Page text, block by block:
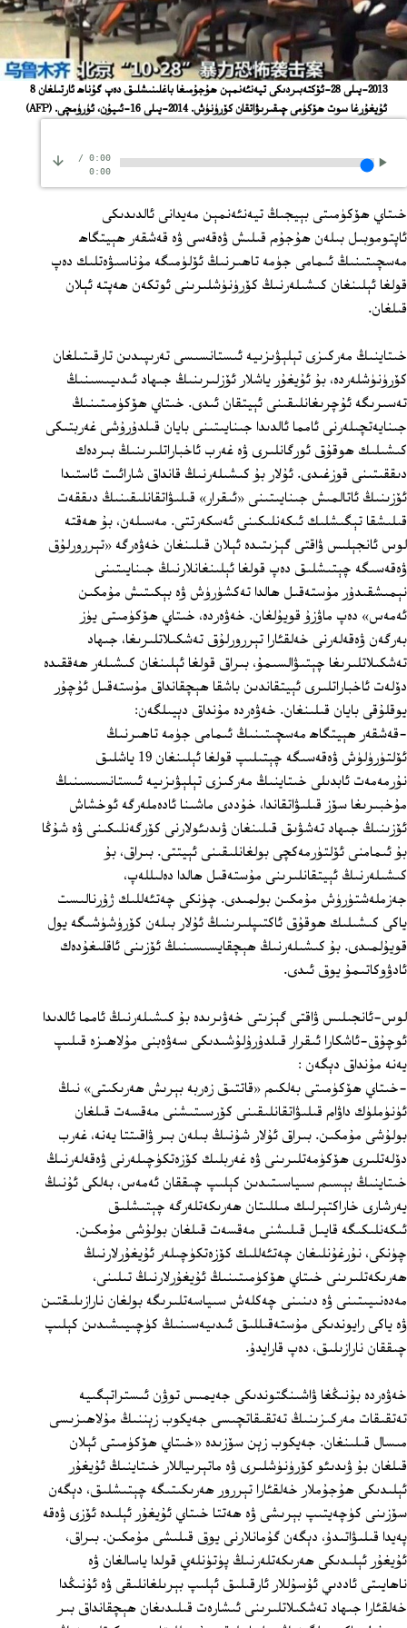
2013-يىلى 28-ئۆكتەبىردىكى تيەنئەنمېن ھۇجۇمىغا باغلىنىشلىق دەپ گۇناھ ئارتىلغان 8
ئۇيغۇرغا سوت ھۆكۈمى چىقىرىۋاتقان كۆرۈنۈش. 2014-يىلى 16-ئىيۇن، ئۈرۈمچى.
(AFP)
0:00
/
0:00
خىتاي ھۆكۈمىتى بېيجىڭ تيەنئەنمېن مەيدانى ئالدىدىكى
ئاپتوموبىل بىلەن ھۇجۇم قىلىش ۋەقەسى ۋە قەشقەر ھېيتگاھ
مەسچىتىنىڭ ئىمامى جۈمە تاھىرنىڭ ئۆلۈمىگە مۇناسىۋەتلىك دەپ
قولغا ئېلىنغان كىشىلەرنىڭ كۆرۈنۈشلىرىنى ئوتكەن ھەپتە ئېلان
قىلغان.
خىتاينىڭ مەركىزى تېلېۋىزىيە ئىستانسىسى تەرىپىدىن تارقىتىلغان
كۆرۈنۈشلەردە، بۇ ئۇيغۇر ياشلار ئۆزلىرىنىڭ جىھاد ئىدىيىسىنىڭ
تەسىرىگە ئۇچرىغانلىقىنى ئېيتقان ئىدى. خىتاي ھۆكۈمىتىنىڭ
جىنايەتچىلەرنى ئامما ئالدىدا جىنايىتىنى بايان قىلدۇرۇشى غەربتىكى
كىشىلىك ھوقۇق ئورگانلىرى ۋە غەرب ئاخباراتلىرىنىڭ بىردەك
دىققىتىنى قوزغىدى. ئۇلار بۇ كىشىلەرنىڭ قانداق شارائىت ئاستىدا
ئۆزىنىڭ ئاتالمىش جىنايىتىنى «ئىقرار» قىلىۋاتقانلىقىنىڭ دىققەت
قىلىشقا تېگىشلىك ئىكەنلىكىنى ئەسكەرتتى. مەسىلەن، بۇ ھەقتە
لوس ئانجېلىس ۋاقتى گېزىتىدە ئېلان قىلىنغان خەۋەرگە «تېررورلۇق
ۋەقەسىگە چېتىشلىق دەپ قولغا ئېلىنغانلارنىڭ جىنايىتىنى
نېمىشقىدۇر مۇستەقىل ھالدا تەكشۈرۈش ۋە بېكىتىش مۇمكىن
ئەمەس» دەپ ماۋزۇ قويۇلغان. خەۋەردە، خىتاي ھۆكۈمىتى يۈز
بەرگەن ۋەقەلەرنى خەلقئارا تېررورلۇق تەشكىلاتلىرىغا، جىھاد
تەشكىلاتلىرىغا چېتىۋالسىمۇ، بىراق قولغا ئېلىنغان كىشىلەر ھەققىدە
دۆلەت ئاخباراتلىرى ئېيتقاندىن باشقا ھېچقانداق مۇستەقىل ئۇچۇر
يوقلۇقى بايان قىلىنغان. خەۋەردە مۇنداق دېيىلگەن:
-قەشقەر ھېيتگاھ مەسچىتىنىڭ ئىمامى جۈمە تاھىرنىڭ
ئۆلتۈرۈلۈش ۋەقەسىگە چېتىلىپ قولغا ئېلىنغان 19 ياشلىق
نۇرمەمەت ئابدىلى خىتاينىڭ مەركىزى تېلېۋىزىيە ئىستانسىسىنىڭ
مۇخبىرىغا سۆز قىلىۋاتقاندا، خۇددى ماشىنا ئادەملەرگە ئوخشاش
ئۆزىنىڭ جىھاد تەشۋىق قىلىنغان ۋىدىئولارنى كۆرگەنلىكىنى ۋە شۇڭا
بۇ ئىمامنى ئۆلتۈرمەكچى بولغانلىقىنى ئېيتتى. بىراق، بۇ
كىشىلەرنىڭ ئېيتقانلىرىنى مۇستەقىل ھالدا دەلىللەپ،
جەزملەشتۈرۈش مۇمكىن بولمىدى. چۈنكى چەتئەللىك ژۇرنالىست
ياكى كىشىلىك ھوقۇق ئاكتىپلىرىنىڭ ئۇلار بىلەن كۆرۈشۈشىگە يول
قويۇلمىدى. بۇ كىشىلەرنىڭ ھېچقايسىسىنىڭ ئۆزىنى ئاقلىغۇدەك
ئادۋوكاتىمۇ يوق ئىدى.
لوس-ئانجىلىس ۋاقتى گېزىتى خەۋىرىدە بۇ كىشىلەرنىڭ ئامما ئالدىدا
ئوچۇق-ئاشكارا ئىقرار قىلدۇرۇلۇشىدىكى سەۋەبنى مۇلاھىزە قىلىپ
يەنە مۇنداق دېگەن :
-خىتاي ھۆكۈمىتى بەلكىم «قاتتىق زەربە بېرىش ھەرىكىتى» نىڭ
ئۈنۈملۈك داۋام قىلىۋاتقانلىقىنى كۆرسىتىشنى مەقسەت قىلغان
بولۇشى مۇمكىن. بىراق ئۇلار شۇنىڭ بىلەن بىر ۋاقىتتا يەنە، غەرب
دۆلەتلىرى ھۆكۈمەتلىرىنى ۋە غەربلىك كۆزەتكۈچىلەرنى ۋەقەلەرنىڭ
خىتاينىڭ بېسىم سىياسىتىدىن كېلىپ چىققان ئەمەس، بەلكى ئۇنىڭ
يەرشارى خاراكتېرلىك مىللىتان ھەرىكەتلەرگە چېتىشلىق
ئىكەنلىكىگە قايىل قىلىشنى مەقسەت قىلغان بولۇشى مۇمكىن.
چۈنكى، نۇرغۇنلىغان چەتئەللىك كۆزەتكۈچىلەر ئۇيغۇرلارنىڭ
ھەرىكەتلىرىنى خىتاي ھۆكۈمىتىنىڭ ئۇيغۇرلارنىڭ تىلىنى،
مەدەنىيىتىنى ۋە دىنىنى چەكلەش سىياسەتلىرىگە بولغان نارازىلىقتىن
ۋە ياكى رايوندىكى مۇستەقىللىق ئىدىيەسىنىڭ كۈچىيىشىدىن كېلىپ
چىققان نارازىلىق، دەپ قارايدۇ.
خەۋەردە بۇنىڭغا ۋاشىنگتوندىكى جەيمىس توۋن ئىستراتېگىيە
تەتقىقات مەركىزىنىڭ تەتقىقاتچىسى جەيكوب زېننىڭ مۇلاھىزىسى
مىسال قىلىنغان. جەيكوب زېن سۆزىدە «خىتاي ھۆكۈمىتى ئېلان
قىلغان بۇ ۋىدىئو كۆرۈنۈشلىرى ۋە ماتېرىياللار خىتاينىڭ ئۇيغۇر
ئېلىدىكى ھۇجۇملار خەلقئارا تېررور ھەرىكىتىگە چېتىشلىق، دېگەن
سۆزىنى كۈچەيتىپ بېرىشى ۋە ھەتتا خىتاي ئۇيغۇر ئېلىدە ئۆزى ۋەقە
پەيدا قىلىۋاتىدۇ، دېگەن گۇمانلارنى يوق قىلىشى مۇمكىن. بىراق،
ئۇيغۇر ئېلىدىكى ھەرىكەتلەرنىڭ پۈتۈنلەي قولدا ياسالغان ۋە
ناھايىتى ئاددىي ئۇسۇللار ئارقىلىق ئېلىپ بېرىلغانلىقى ۋە ئۇنىڭدا
خەلقئارا جىھاد تەشكىلاتلىرىنى ئىشارەت قىلىدىغان ھېچقانداق بىر